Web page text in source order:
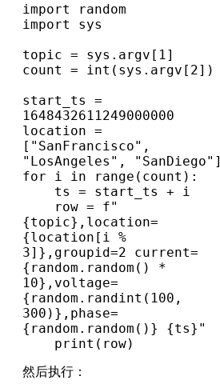
import random
import sys
topic = sys.argv[1]
count = int(sys.argv[2])
start_ts =
1648432611249000000
location =
["SanFrancisco",
"LosAngeles", "SanDiego"]
for i in range(count):
    ts = start_ts + i
{topic},location=
{location[i %
3]},groupid=2 current=
{random.random() *
10},voltage=
{random.randint(100,
300)},phase=
{random.random()} {ts}"
    print(row)
然后执行：